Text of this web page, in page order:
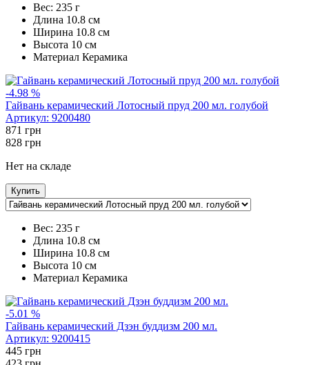
Вес: 235 г
Длина 10.8 см
Ширина 10.8 см
Высота 10 см
Maтериал Керамика
-4.98 %
Гайвань керамический Лотосный пруд 200 мл. голубой
Артикул: 9200480
871 грн
828 грн
Нет на складе
Купить
Вес: 235 г
Длина 10.8 см
Ширина 10.8 см
Высота 10 см
Maтериал Керамика
-5.01 %
Гайвань керамический Дзэн буддизм 200 мл.
Артикул: 9200415
445 грн